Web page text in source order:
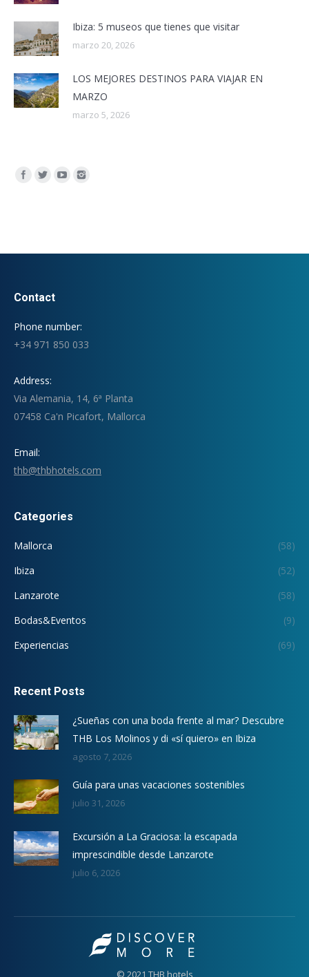
Ibiza: 5 museos que tienes que visitar
marzo 20, 2026
LOS MEJORES DESTINOS PARA VIAJAR EN
MARZO
marzo 5, 2026
Encuéntranos en:
Contact
Phone number:
+34 971 850 033
Address:
Via Alemania, 14, 6ª Planta
07458 Ca'n Picafort, Mallorca
Email:
thb@thbhotels.com
Categories
Mallorca
(58)
Ibiza
(52)
Lanzarote
(58)
Bodas&Eventos
(9)
Experiencias
(69)
Recent Posts
¿Sueñas con una boda frente al mar? Descubre
THB Los Molinos y di «sí quiero» en Ibiza
agosto 7, 2026
Guía para unas vacaciones sostenibles
julio 31, 2026
Excursión a La Graciosa: la escapada
imprescindible desde Lanzarote
julio 6, 2026
© 2021 THB hotels